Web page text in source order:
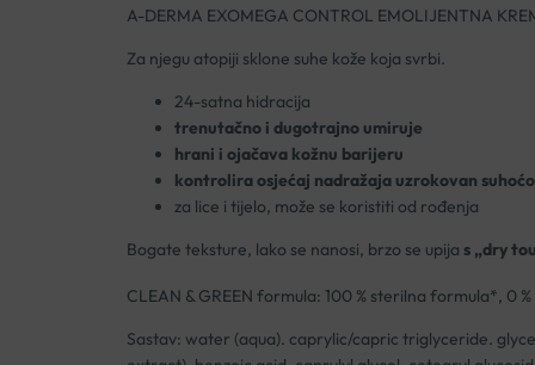
A-DERMA EXOMEGA CONTROL EMOLIJENTNA
Za njegu atopiji sklone suhe kože koja svrbi.
24-satna hidracija
trenutačno i dugotrajno umiruje
hrani i ojačava kožnu barijeru
kontrolira osjećaj nadražaja uzrokovan
za lice i tijelo, može se koristiti od rođenja
Bogate teksture, lako se nanosi, brzo se upija s „dry
CLEAN & GREEN formula: 100 % sterilna formula*, 0
Sastav: water (aqua). caprylic/capric triglyceride.